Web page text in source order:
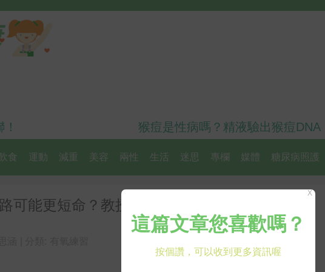
猴痘是性病嗎？精液驗出猴痘DNA
食 運動 減重 美容 兩性 生活 迷思 專欄 媒體 糖尿病照護
可能更短命？教授叮嚀11個運動要點需注意
X